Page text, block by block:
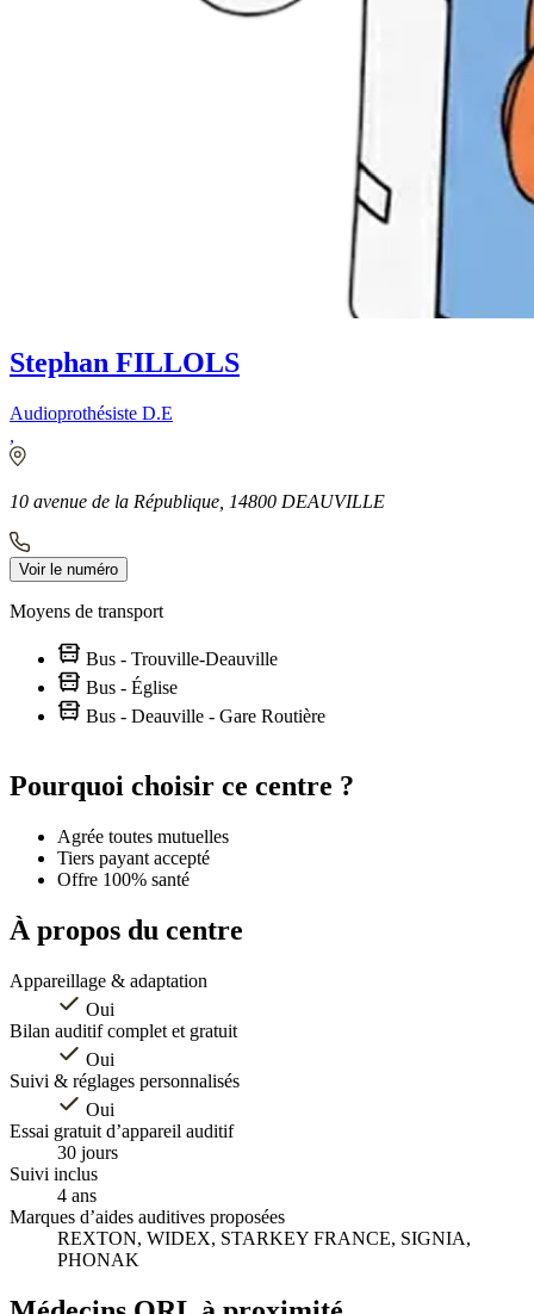
Stephan FILLOLS
Audioprothésiste D.E
10 avenue de la République, 14800 DEAUVILLE
Voir le numéro
Moyens de transport
Bus - Trouville-Deauville
Bus - Église
Bus - Deauville - Gare Routière
+
Pourquoi choisir ce centre ?
Agrée toutes mutuelles
Tiers payant accepté
Offre 100% santé
À propos du centre
Appareillage & adaptation
Oui
Bilan auditif complet et gratuit
Oui
Suivi & réglages personnalisés
Oui
Essai gratuit d’appareil auditif
30 jours
Suivi inclus
4 ans
Marques d’aides auditives proposées
REXTON, WIDEX, STARKEY FRANCE, SIGNIA,
PHONAK